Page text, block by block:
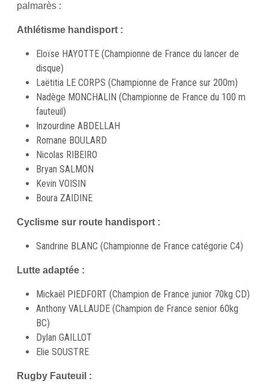
palmarès :
Athlétisme handisport :
Eloïse HAYOTTE (Championne de France du lancer de
disque)
Laëtitia LE CORPS (Championne de France sur 200m)
Nadège MONCHALIN (Championne de France du 100 m
fauteuil)
Inzourdine ABDELLAH
Romane BOULARD
Nicolas RIBEIRO
Bryan SALMON
Kevin VOISIN
Boura ZAIDINE
Cyclisme sur route handisport :
Sandrine BLANC (Championne de France catégorie C4)
Lutte adaptée :
Mickaël PIEDFORT (Champion de France junior 70kg CD)
Anthony VALLAUDE (Champion de France senior 60kg
BC)
Dylan GAILLOT
Elie SOUSTRE
Rugby Fauteuil :